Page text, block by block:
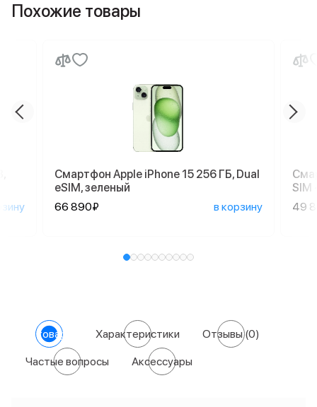
Похожие товары
Смартфон Apple iPhone 15 256 ГБ, Dual
eSIM, зеленый
66 890₽
в корзину
SIM
49
О товаре Характеристики Отзывы(0)
Частые вопросы Аксессуары